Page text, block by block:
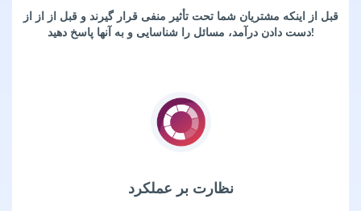
قبل از اینکه مشتریان شما تحت تأثیر منفی قرار گیرند و قبل از از از
دست دادن درآمد، مسائل را شناسایی و به آنها پاسخ دهید!
نظارت بر عملکرد